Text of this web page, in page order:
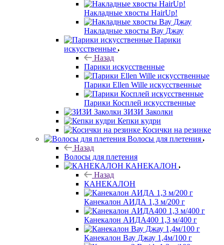
Накладные хвосты HairUp!
Накладные хвосты Вау Джау
Парики
искусственные
Назад
Парики искусственные
Парики Ellen Wille искусственные
Парики Косплей искусственные
ЗИЗИ Заколки
Кепки кудри
Косички на резинке
Волосы для плетения
Назад
Волосы для плетения
КАНЕКАЛОН
Назад
КАНЕКАЛОН
Канекалон АИДА 1,3 м/200 г
Канекалон АИДА400 1,3 м/400 г
Канекалон Вау Джау 1,4м/100 г